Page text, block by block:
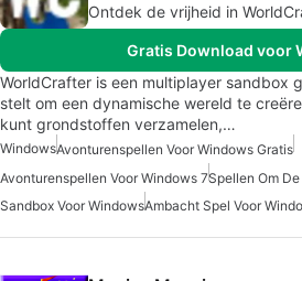
Ontdek de vrijheid in
Gratis Download voor
WorldCrafter is een multiplayer sandbox
stelt om een dynamische wereld te
kunt grondstoffen verzamelen,…
WindowsAvonturenspellen Voor Windows Gratis
Avonturenspellen Voor Windows 7Spellen Om
Sandbox Voor WindowsAmbacht Spel Voor